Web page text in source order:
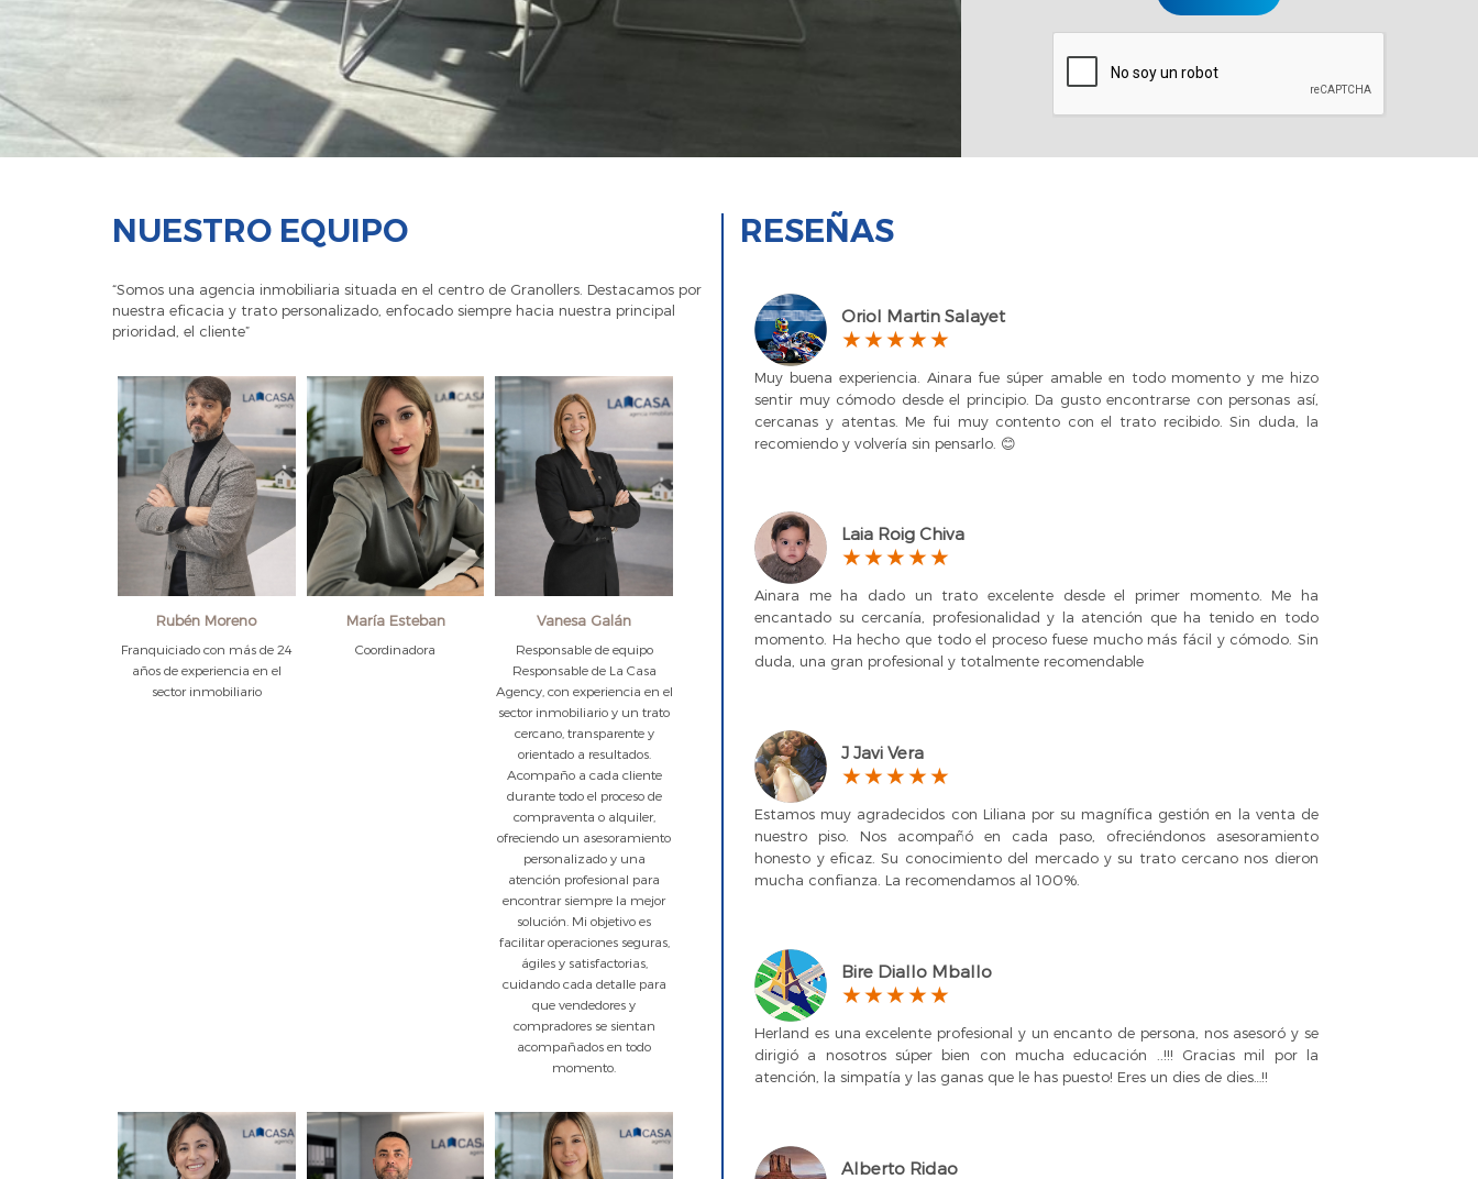
NUESTRO EQUIPO
“Somos una agencia inmobiliaria situada en el centro de Granollers. Destacamos por
nuestra eficacia y trato personalizado, enfocado siempre hacia nuestra principal
prioridad, el cliente”
Rubén Moreno
Franquiciado con más de 24
años de experiencia en el
sector inmobiliario
María Esteban
Coordinadora
Vanesa Galán
Responsable de equipo
Responsable de La Casa
Agency, con experiencia en el
sector inmobiliario y un trato
cercano, transparente y
orientado a resultados.
Acompaño a cada cliente
durante todo el proceso de
compraventa o alquiler,
ofreciendo un asesoramiento
personalizado y una
atención profesional para
encontrar siempre la mejor
solución. Mi objetivo es
facilitar operaciones seguras,
ágiles y satisfactorias,
cuidando cada detalle para
que vendedores y
compradores se sientan
acompañados en todo
momento.
RESEÑAS
Oriol Martin Salayet
Muy buena experiencia. Ainara fue súper amable en todo momento y me hizo
sentir muy cómodo desde el principio. Da gusto encontrarse con personas así,
cercanas y atentas. Me fui muy contento con el trato recibido. Sin duda, la
recomiendo y volvería sin pensarlo. 😊
Laia Roig Chiva
Ainara me ha dado un trato excelente desde el primer momento. Me ha
encantado su cercanía, profesionalidad y la atención que ha tenido en todo
momento. Ha hecho que todo el proceso fuese mucho más fácil y cómodo. Sin
duda, una gran profesional y totalmente recomendable
J Javi Vera
Estamos muy agradecidos con Liliana por su magnífica gestión en la venta de
nuestro piso. Nos acompañó en cada paso, ofreciéndonos asesoramiento
honesto y eficaz. Su conocimiento del mercado y su trato cercano nos dieron
mucha confianza. La recomendamos al 100%.
Bire Diallo Mballo
Herland es una excelente profesional y un encanto de persona, nos asesoró y se
dirigió a nosotros súper bien con mucha educación ..!!! Gracias mil por la
atención, la simpatía y las ganas que le has puesto! Eres un dies de dies…!!
Alberto Ridao